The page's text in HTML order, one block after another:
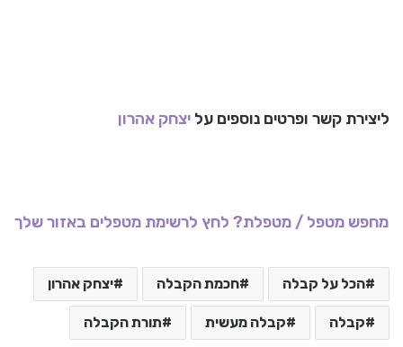
ליצירת קשר ופרטים נוספים על יצחק אהרון
מחפש מטפל / מטפלת? לחץ לרשימת מטפלים באזור שלך
הכל על קבלה חכמת הקבלה יצחק אהרון
קבלה קבלה מעשית תורת הקבלה